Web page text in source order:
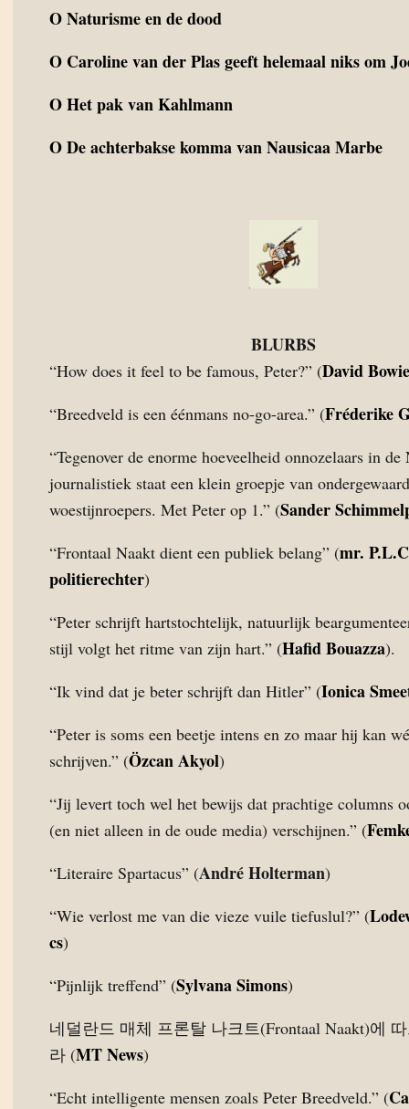
ONaturisme en de dood
O Caroline van der Plas geeft helemaal niks om
OHet pak van Kahlmann
ODe achterbakse komma van Nausicaa Marbe
BLURBS
“How does it feel to be famous, Peter?” (David Bowie
“Breedveld is een éénmans no-go-area.” (Fréderike
“Tegenover de enorme hoeveelheid onnozelaars in de
journalistiek staat een klein groepje van
woestijnroepers. Met Peter op 1.” (Sander
“Frontaal Naakt dient een publiek belang” (mr.
politierechter)
“Peter schrijft hartstochtelijk, natuurlijk
stijl volgt het ritme van zijn hart.” (Hafid Bouazza).
“Ik vind dat je beter schrijft dan Hitler” (Ionica
“Peter is soms een beetje intens en zo maar hij kan
schrijven.” (Özcan Akyol)
“Jij levert toch wel het bewijs dat prachtige columns
(en niet alleen in de oude media) verschijnen.” (
“Literaire Spartacus” (André Holterman)
“Wie verlost me van die vieze vuile tiefuslul?” (
cs)
“Pijnlijk treffend” (Sylvana Simons)
네덜란드 매체 프론탈 나크트(Frontaal Naakt)에
라 (MT News)
“Echt intelligente mensen zoals Peter Breedveld.” (